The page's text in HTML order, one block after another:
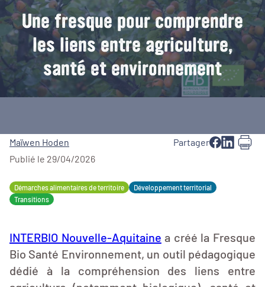
Une fresque pour comprendre
les liens entre agriculture,
santé et environnement
Maïwen Hoden
Publié le 29/04/2026
Partager
Démarches alimentaires de territoire
Développement territorial
Transitions
INTERBIO Nouvelle-Aquitaine a créé la Fresque
Bio Santé Environnement, un outil pédagogique
dédié à la compréhension des liens entre